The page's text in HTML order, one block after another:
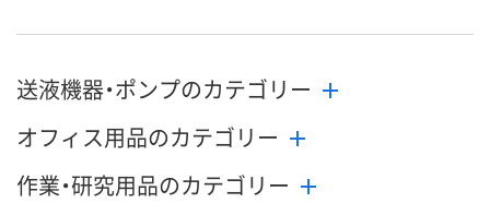
送液機器・ポンプのカテゴリー
オフィス用品のカテゴリー
作業・研究用品のカテゴリー